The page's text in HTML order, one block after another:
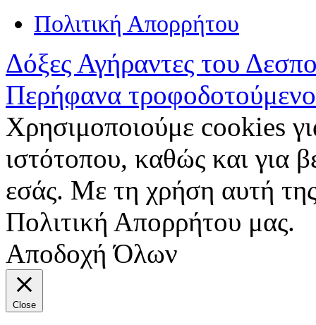
Πολιτική Απορρήτου
Δόξες Αγήραντες του
Περήφανα
Χρησιμοποιούμε cookies
ιστότοπου, καθώς και για
εσάς. Με τη χρήση αυτή
Πολιτική Απορρήτου μας.
Αποδοχή Όλων
Close